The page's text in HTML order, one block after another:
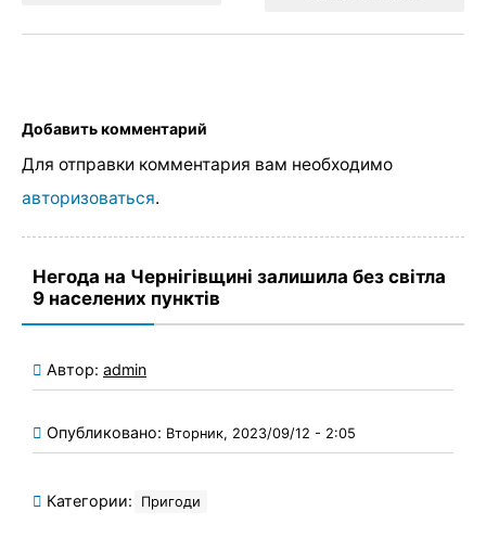
Добавить комментарий
Для отправки комментария вам необходимо
авторизоваться.
Негода на Чернігівщині залишила без світла
9 населених пунктів
Автор: admin
Опубликовано: Вторник, 2023/09/12 - 2:05
Категории: Пригоди